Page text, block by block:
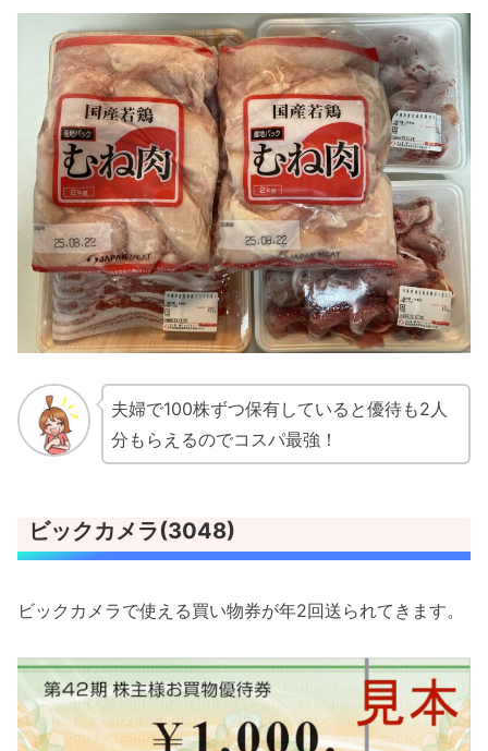
夫婦で100株ずつ保有していると優待も2人
分もらえるのでコスパ最強！
ビックカメラ(3048)
ビックカメラで使える買い物券が年2回送られてきます。